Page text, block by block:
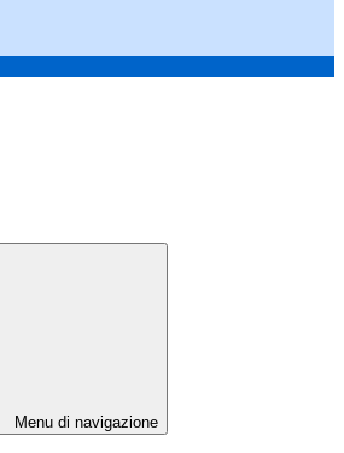
Menu di navigazione